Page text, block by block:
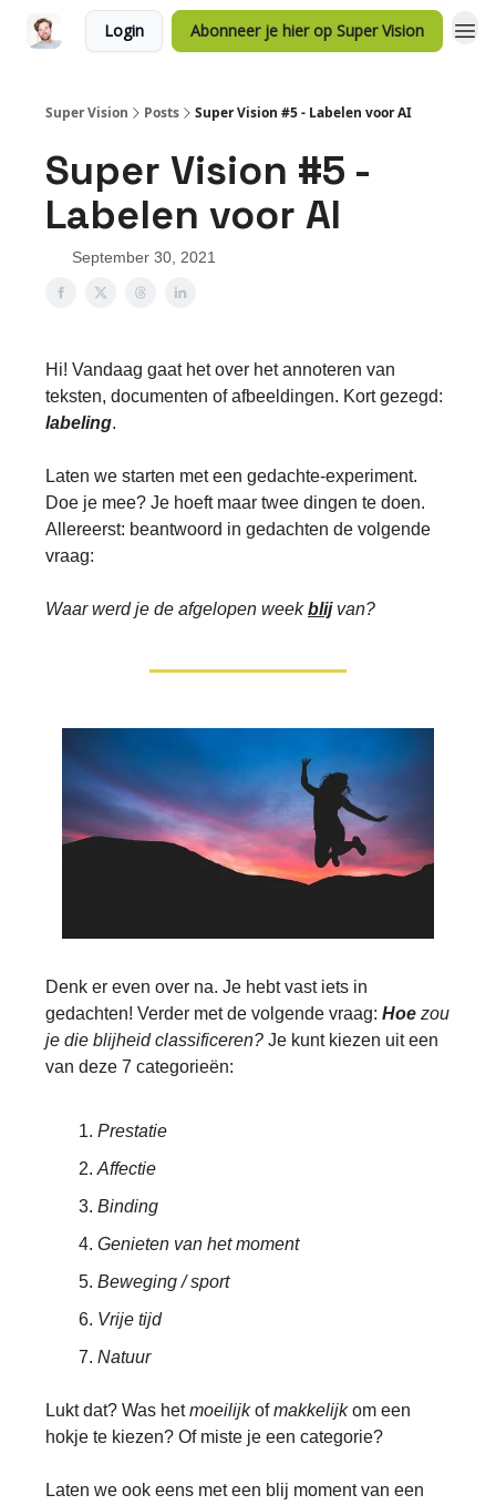
Login Abonneer je hier op Super Vision
Super Vision Posts Super Vision #5 - Labelen voor AI
Super Vision #5 -
Labelen voor AI
September 30, 2021
Hi! Vandaag gaat het over het annoteren van
teksten, documenten of afbeeldingen. Kort gezegd:
labeling.
Laten we starten met een gedachte-experiment.
Doe je mee? Je hoeft maar twee dingen te doen.
Allereerst: beantwoord in gedachten de volgende
vraag:
Waar werd je de afgelopen weekblijvan?
Denk er even over na. Je hebt vast iets in
gedachten! Verder met de volgende vraag: Hoe zou
je die blijheid classificeren? Je kunt kiezen uit een
van deze 7 categorieën:
Prestatie
Affectie
Binding
Genieten van het moment
Beweging / sport
Vrije tijd
Natuur
Lukt dat? Was hetmoeilijkofmakkelijkom een
hokje te kiezen? Of miste je een categorie?
Laten we ook eens met een blij moment van een